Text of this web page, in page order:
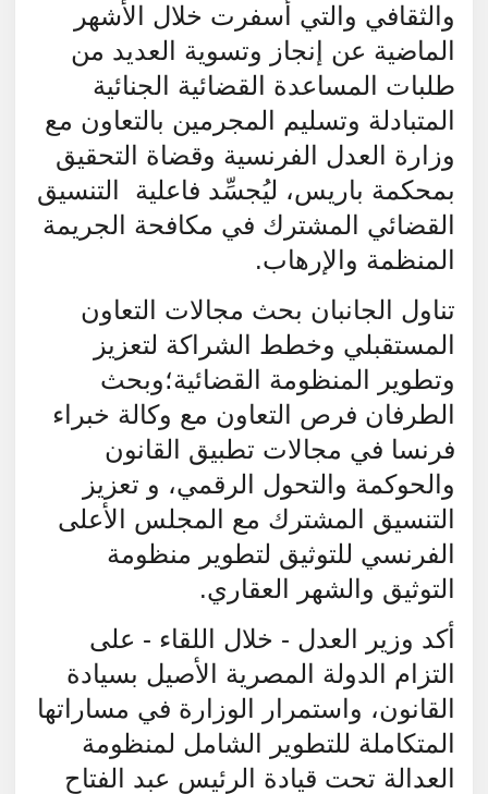
والثقافي والتي أسفرت خلال الأشهر
الماضية عن إنجاز وتسوية العديد من
طلبات المساعدة القضائية الجنائية
المتبادلة وتسليم المجرمين بالتعاون مع
وزارة العدل الفرنسية وقضاة التحقيق
بمحكمة باريس، ليُجسِّد فاعلية
التنسيق
القضائي المشترك في مكافحة الجريمة
المنظمة والإرهاب.
تناول الجانبان بحث مجالات التعاون
المستقبلي وخطط الشراكة لتعزيز
وتطوير المنظومة القضائية؛وبحث
الطرفان فرص التعاون مع وكالة خبراء
فرنسا في مجالات تطبيق القانون
والحوكمة والتحول الرقمي، و تعزيز
التنسيق المشترك مع المجلس الأعلى
الفرنسي للتوثيق لتطوير منظومة
التوثيق والشهر العقاري.
أكد وزير العدل - خلال اللقاء - على
التزام الدولة المصرية الأصيل بسيادة
القانون، واستمرار الوزارة في مساراتها
المتكاملة للتطوير الشامل لمنظومة
العدالة تحت قيادة الرئيس عبد الفتاح